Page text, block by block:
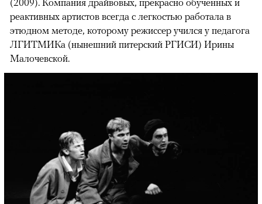
(2009). Компания драйвовых, прекрасно обученных и
реактивных артистов всегда с легкостью работала в
этюдном методе, которому режиссер учился у педагога
ЛГИТМИКа (нынешний питерский РГИСИ) Ирины
Малочевской.